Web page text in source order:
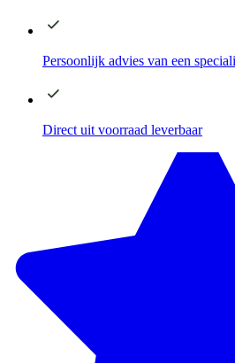
Persoonlijk advies van een
Direct uit voorraad leverbaar